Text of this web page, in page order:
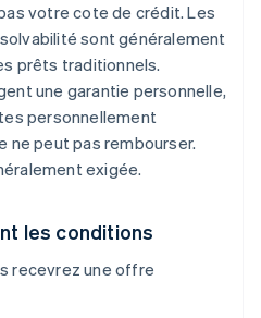
votre cote de crédit. Les
sont généralement
prêts traditionnels.
une garantie personnelle,
personnellement
ne peut pas rembourser.
exigée.
les conditions
recevrez une offre